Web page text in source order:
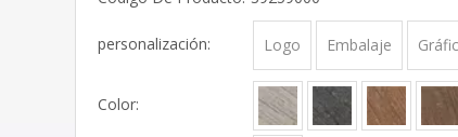
personalización: Logo Embalaje
Color: